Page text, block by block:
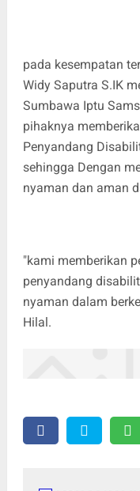
pada kesempatan
Widy Saputra S.IK
Sumbawa Iptu
pihaknya
Penyandang
sehingga Dengan
nyaman dan aman
"kami memberikan
penyandang
nyaman dalam
Hilal.